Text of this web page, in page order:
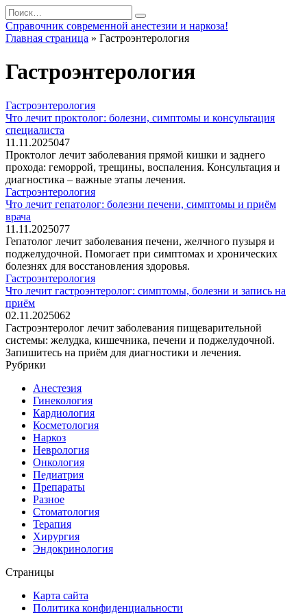
Перейти
к
содержанию
Search
for:
Справочник современной анестезии и наркоза!
Главная страница » Гастроэнтерология
Гастроэнтерология
Гастроэнтерология
Что лечит проктолог: болезни, симптомы и консультация
специалиста
11.11.2025047
Проктолог лечит заболевания прямой кишки и заднего
прохода: геморрой, трещины, воспаления. Консультация и
диагностика – важные этапы лечения.
Гастроэнтерология
Что лечит гепатолог: болезни печени, симптомы и приём
врача
11.11.2025077
Гепатолог лечит заболевания печени, желчного пузыря и
поджелудочной. Помогает при симптомах и хронических
болезнях для восстановления здоровья.
Гастроэнтерология
Что лечит гастроэнтеролог: симптомы, болезни и запись на
приём
02.11.2025062
Гастроэнтеролог лечит заболевания пищеварительной
системы: желудка, кишечника, печени и поджелудочной.
Запишитесь на приём для диагностики и лечения.
Рубрики
Анестезия
Гинекология
Кардиология
Косметология
Наркоз
Неврология
Онкология
Педиатрия
Препараты
Разное
Стоматология
Терапия
Хирургия
Эндокринология
Страницы
Карта сайта
Политика конфиденциальности